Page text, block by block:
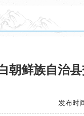
朝鲜族自治
发布时